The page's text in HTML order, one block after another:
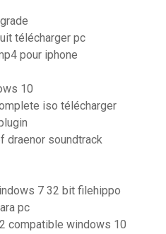
télécharger pc
pour iphone
10
iso télécharger
draenor soundtrack
7 32 bit filehippo
pc
compatible windows 10